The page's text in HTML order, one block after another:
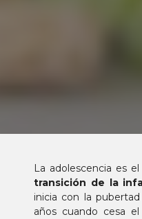
La adolescencia es
transición de la
inicia con la
años cuando cesa